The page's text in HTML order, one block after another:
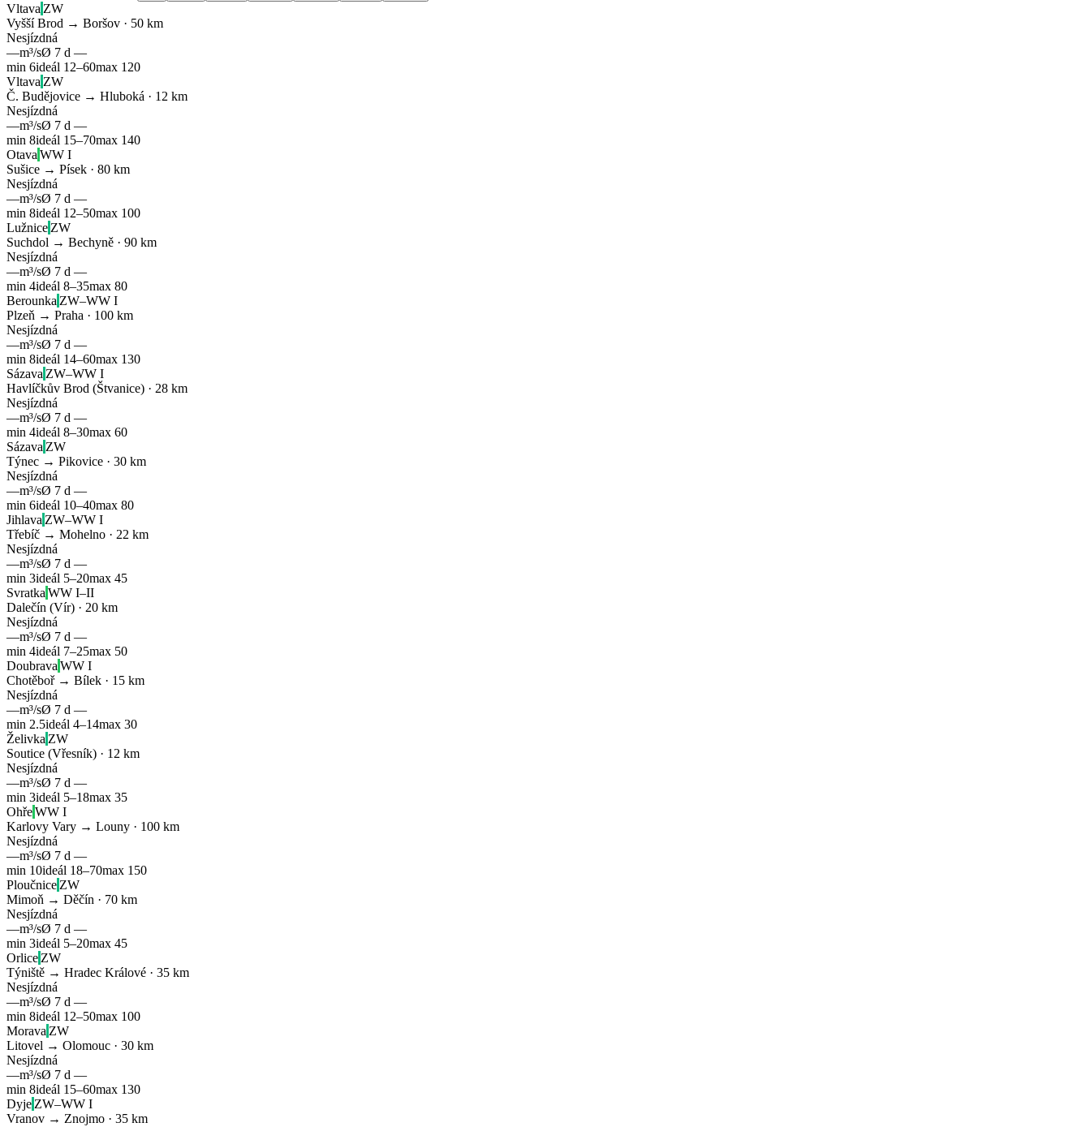
Vltava ZW
Vyšší Brod → Boršov · 50 km
Nesjízdná
—m³/sØ 7 d —
min 6ideál 12–60max 120
Vltava ZW
Č. Budějovice → Hluboká · 12 km
Nesjízdná
—m³/sØ 7 d —
min 8ideál 15–70max 140
Otava WW I
Sušice → Písek · 80 km
Nesjízdná
—m³/sØ 7 d —
min 8ideál 12–50max 100
Lužnice ZW
Suchdol → Bechyně · 90 km
Nesjízdná
—m³/sØ 7 d —
min 4ideál 8–35max 80
Berounka ZW–WW I
Plzeň → Praha · 100 km
Nesjízdná
—m³/sØ 7 d —
min 8ideál 14–60max 130
Sázava ZW–WW I
Havlíčkův Brod (Štvanice) · 28 km
Nesjízdná
—m³/sØ 7 d —
min 4ideál 8–30max 60
Sázava ZW
Týnec → Pikovice · 30 km
Nesjízdná
—m³/sØ 7 d —
min 6ideál 10–40max 80
Jihlava ZW–WW I
Třebíč → Mohelno · 22 km
Nesjízdná
—m³/sØ 7 d —
min 3ideál 5–20max 45
Svratka WW I–II
Dalečín (Vír) · 20 km
Nesjízdná
—m³/sØ 7 d —
min 4ideál 7–25max 50
Doubrava WW I
Chotěboř → Bílek · 15 km
Nesjízdná
—m³/sØ 7 d —
min 2.5ideál 4–14max 30
Želivka ZW
Soutice (Vřesník) · 12 km
Nesjízdná
—m³/sØ 7 d —
min 3ideál 5–18max 35
OhřeWW I
Karlovy Vary → Louny · 100 km
Nesjízdná
—m³/sØ 7 d —
min 10ideál 18–70max 150
Ploučnice ZW
Mimoň → Děčín · 70 km
Nesjízdná
—m³/sØ 7 d —
min 3ideál 5–20max 45
Orlice ZW
Týniště → Hradec Králové · 35 km
Nesjízdná
—m³/sØ 7 d —
min 8ideál 12–50max 100
Morava ZW
Litovel → Olomouc · 30 km
Nesjízdná
—m³/sØ 7 d —
min 8ideál 15–60max 130
Dyje ZW–WW I
Vranov → Znojmo · 35 km